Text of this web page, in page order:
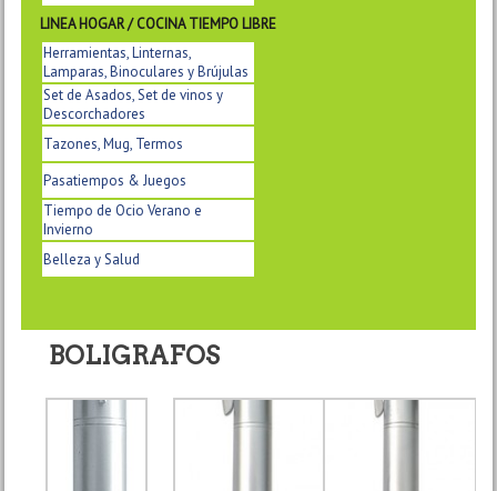
LINEA HOGAR / COCINA TIEMPO LIBRE
Herramientas, Linternas,
Lamparas, Binoculares y Brújulas
Set de Asados, Set de vinos y
Descorchadores
Tazones, Mug, Termos
Pasatiempos & Juegos
Tiempo de Ocio Verano e
Invierno
Belleza y Salud
BOLIGRAFOS